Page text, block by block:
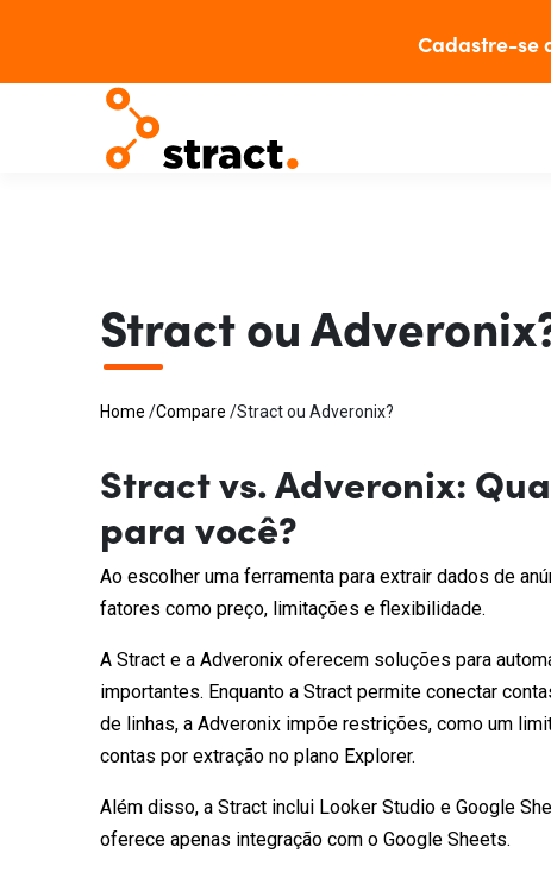
Cadastre-se
Stract ou
Home /Compare /Stract ou Adveronix?
Stract vs. Adveronix:
para você?
Ao escolher uma ferramenta para extrair dados de
fatores como preço, limitações e flexibilidade.
A Stract e a Adveronix oferecem soluções para
importantes. Enquanto a Stract permite conectar
de linhas, a Adveronix impõe restrições, como um
contas por extração no plano Explorer.
Além disso, a Stract inclui Looker Studio e Google
oferece apenas integração com o Google Sheets.